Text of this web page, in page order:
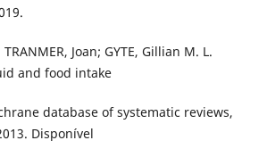
Joan; GYTE, Gillian M. L.
and food intake
database of systematic reviews,
Disponível